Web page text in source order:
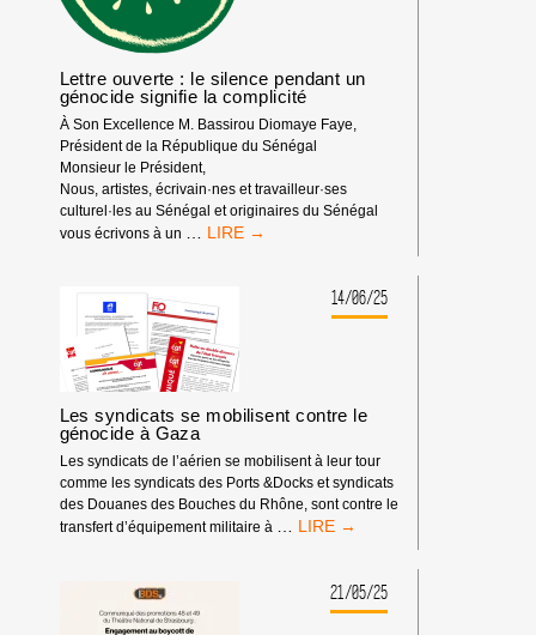
Lettre ouverte : le silence pendant un
génocide signifie la complicité
À Son Excellence M. Bassirou Diomaye Faye,
Président de la République du Sénégal
Monsieur le Président,
Nous, artistes, écrivain·nes et travailleur·ses
culturel·les au Sénégal et originaires du Sénégal
vous écrivons à un
LETTRE
SILENCE
PENDANT
UN
GÉNOCIDE
LA
14/06/25
Les syndicats se mobilisent contre le
génocide à Gaza
Les syndicats de l’aérien se mobilisent à leur tour
comme les syndicats des Ports &Docks et syndicats
des Douanes des Bouches du Rhône, sont contre le
transfert d’équipement militaire à … LES
MOBILISENT
CONTRE
21/05/25